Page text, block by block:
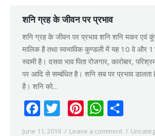
शनि ग्रह के जीवन पर प्रभाव
शनि ग्रह के जीवन पर प्रभाव शनि शनि मकर एवं
मालिक है तथा स्वभाविक कुण्डली में यह 10 वे और
स्वामी है। दसवा भाव पिता रोजगार, कारोबार,
पर आदि से सम्बंधित है। शनि सब पर प्रभाव डालता
है। शनि को…
Facebook
Twitter
Pinterest
June 11, 2019 Leave a comment